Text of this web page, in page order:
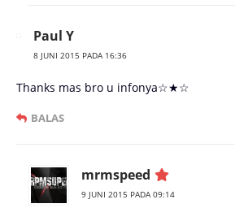
Paul Y
8 JUNI 2015 PADA 16:36
Thanks mas bro u infonya☆★☆
BALAS
mrmspeed
9 JUNI 2015 PADA 09:14